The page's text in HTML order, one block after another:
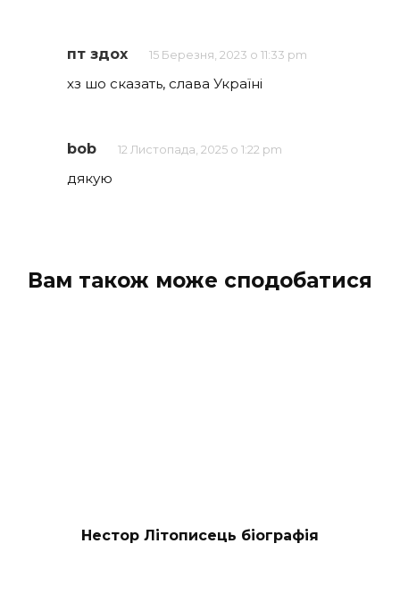
пт здох 15 Березня, 2023 о 11:33 pm
хз шо сказать, слава Україні
bob 12 Листопада, 2025 о 1:22 pm
дякую
Вам також може сподобатися
Нестор Літописець біографія